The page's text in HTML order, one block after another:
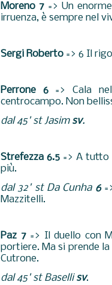
Moreno 7 => Un
irruenza, è sempre nel
Sergi Roberto => 6 Il
Perrone 6=> Cala
centrocampo. Non
dal 45' st Jasim sv.
Strefezza 6.5 => A tutto
più.
dal 32' st Da Cunha 6
Mazzitelli.
Paz 7=> Il duello con
portiere. Ma si prende
Cutrone.
dal 45' st Basellisv.